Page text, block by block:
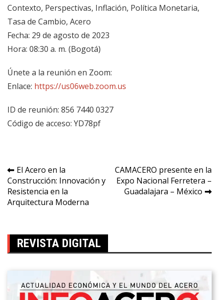
Contexto, Perspectivas, Inflación, Política Monetaria,
Tasa de Cambio, Acero
Fecha: 29 de agosto de 2023
Hora: 08:30 a. m. (Bogotá)
Únete a la reunión en Zoom:
Enlace: https://us06web.zoom.us
ID de reunión: 856 7440 0327
Código de acceso: YD78pf
Navegación
de
entradas
El Acero en la
Construcción: Innovación y
Resistencia en la
Arquitectura Moderna
CAMACERO presente en la
Expo Nacional Ferretera –
Guadalajara – México
REVISTA DIGITAL